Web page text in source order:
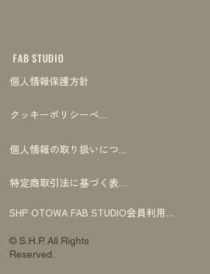
FAB STUDIO
個人情報保護方針
クッキーポリシーページ
個人情報の取り扱いについて
特定商取引法に基づく表記
SHP OTOWA FAB STUDIO会員利用規約
© S.H.P. All Rights
Reserved.